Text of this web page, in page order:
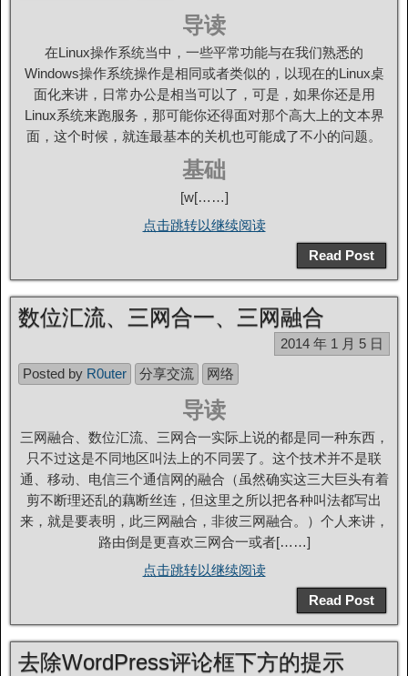
导读
在Linux操作系统当中，一些平常功能与在我们熟悉的
Windows操作系统操作是相同或者类似的，以现在的Linux桌
面化来讲，日常办公是相当可以了，可是，如果你还是用
Linux系统来跑服务，那可能你还得面对那个高大上的文本界
面，这个时候，就连最基本的关机也可能成了不小的问题。
基础
[w[……]
点击跳转以继续阅读
Read Post
数位汇流、三网合一、三网融合
2014 年 1 月 5 日
Posted by R0uter 分享交流 网络
导读
三网融合、数位汇流、三网合一实际上说的都是同一种东西，
只不过这是不同地区叫法上的不同罢了。这个技术并不是联
通、移动、电信三个通信网的融合（虽然确实这三大巨头有着
剪不断理还乱的藕断丝连，但这里之所以把各种叫法都写出
来，就是要表明，此三网融合，非彼三网融合。）个人来讲，
路由倒是更喜欢三网合一或者[……]
点击跳转以继续阅读
Read Post
去除WordPress评论框下方的提示